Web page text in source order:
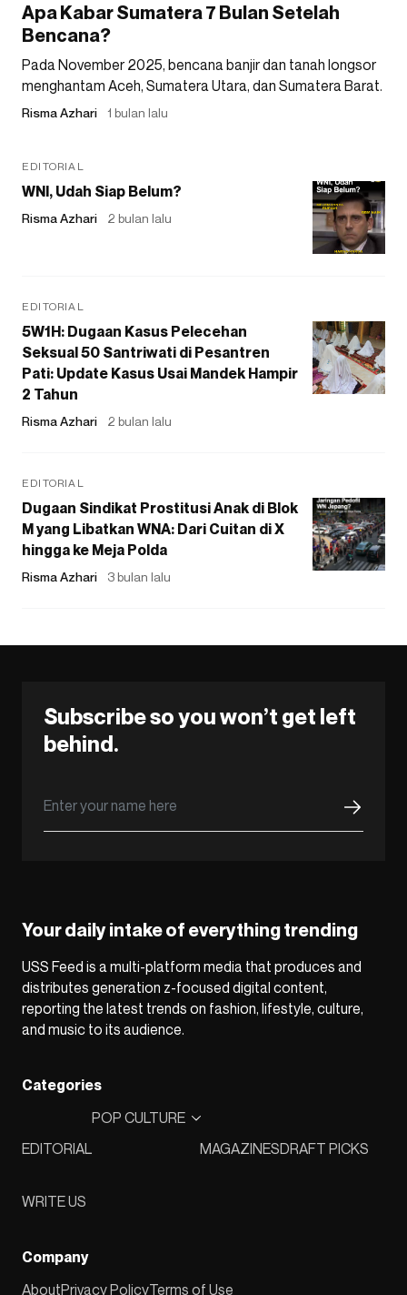
Apa Kabar Sumatera 7 Bulan Setelah
Bencana?
Pada November 2025, bencana banjir dan tanah longsor
menghantam Aceh, Sumatera Utara, dan Sumatera Barat.
Risma Azhari 1 bulan lalu
EDITORIAL
WNI, Udah Siap Belum?
Risma Azhari 2 bulan lalu
EDITORIAL
5W1H: Dugaan Kasus Pelecehan
Seksual 50 Santriwati di Pesantren
Pati: Update Kasus Usai Mandek Hampir
2 Tahun
Risma Azhari 2 bulan lalu
EDITORIAL
Dugaan Sindikat Prostitusi Anak di Blok
M yang Libatkan WNA: Dari Cuitan di X
hingga ke Meja Polda
Risma Azhari 3 bulan lalu
Subscribe so you won’t get left
behind.
Your daily intake of everything trending
USS Feed is a multi-platform media that produces and
distributes generation z-focused digital content,
reporting the latest trends on fashion, lifestyle, culture,
and music to its audience.
Categories
EDITORIAL
POP CULTURE
MAGAZINESDRAFT PICKS
WRITE US
Company
AboutPrivacy PolicyTerms of Use